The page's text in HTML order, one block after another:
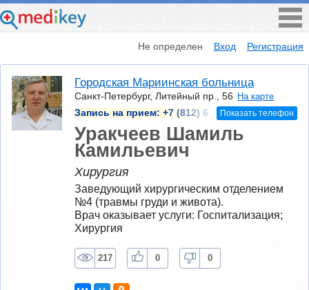
Не определен Вход Регистрация
Городская Мариинская больница
Санкт-Петербург, Литейный пр., 56 На карте
Запись на прием: +7 (812) 6 Показать телефон
Уракчеев Шамиль
Камильевич
Хирургия
Заведующий хирургическим отделением
№4 (травмы груди и живота).
Врач оказывает услуги: Госпитализация;
Хирургия
217 0 0